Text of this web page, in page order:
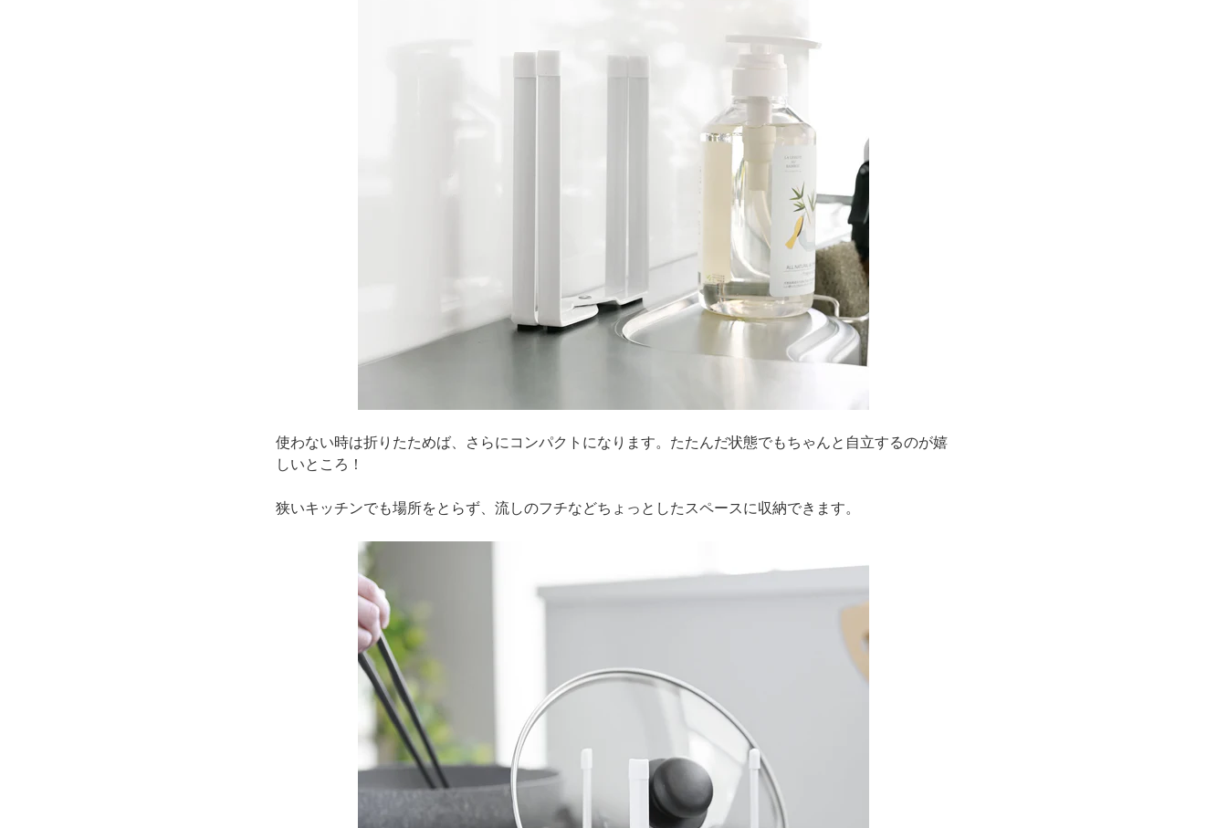
使わない時は折りたためば、さらにコンパクトになります。たたんだ状態でもちゃんと自立するのが嬉
しいところ！
狭いキッチンでも場所をとらず、流しのフチなどちょっとしたスペースに収納できます。